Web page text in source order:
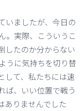
いましたが、今日の
。実際、こういうこ
したのか分からない
うに気持ちを切り替
して、私たちには速
ば、いい位置で戦う
ありませんでした